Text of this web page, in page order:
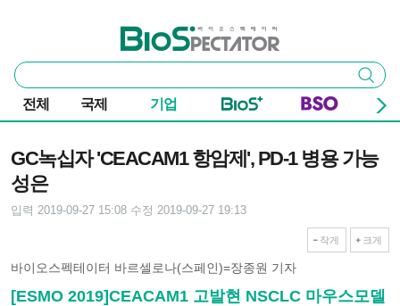
바이오스펙테이터
통
합
검
색
검색
전체 국제 기업
GC녹십자 'CEACAM1 항암제', PD-1 병용 가능
성은
입력 2019-09-27 15:08 수정 2019-09-27 19:13
작게 크게
바이오스펙테이터 바르셀로나(스페인)=장종원 기자
[ESMO 2019]CEACAM1 고발현 NSCLC 마우스모델